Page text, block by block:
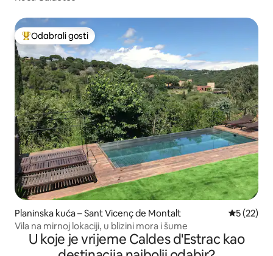
Među najviše rangiranima s oznakom „Odabrali gosti”
Odabrali gosti
Planinska kuća – Sant Vicenç de Montalt Prosječna
5 (22)
Vila na mirnoj lokaciji, u blizini mora i šume
U koje je vrijeme Caldes d'Estrac kao